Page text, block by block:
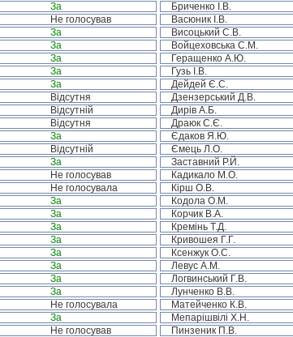
За Бриченко І.В.
Не голосував Васюник І.В.
За Висоцький С.В.
За Войцеховська С.М.
За Геращенко А.Ю.
За Гузь І.В.
За Дейдей Є.С.
Відсутня Дзензерський Д.В.
Відсутній Дирів А.Б.
Відсутня Драюк С.Є.
За Єдаков Я.Ю.
Відсутній Ємець Л.О.
За Заставний Р.Й.
Не голосував Кадикало М.О.
Не голосувала Кірш О.В.
За Кодола О.М.
За Корчик В.А.
За Кремінь Т.Д.
За Кривошея Г.Г.
За Ксенжук О.С.
За Левус А.М.
За Логвинський Г.В.
За Лунченко В.В.
Не голосувала Матейченко К.В.
За Мепарішвілі Х.Н.
Не голосував Пинзеник П.В.